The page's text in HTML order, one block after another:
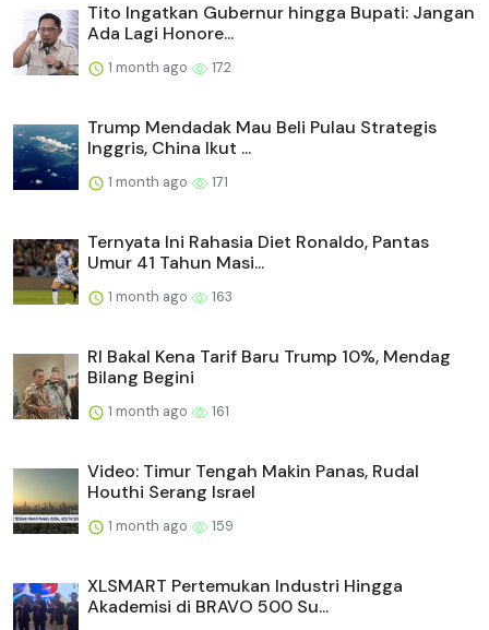
Tito Ingatkan Gubernur hingga Bupati: Jangan
Ada Lagi Honore...
1 month ago 172
Trump Mendadak Mau Beli Pulau Strategis
Inggris, China Ikut ...
1 month ago 171
Ternyata Ini Rahasia Diet Ronaldo, Pantas
Umur 41 Tahun Masi...
1 month ago 163
RI Bakal Kena Tarif Baru Trump 10%, Mendag
Bilang Begini
1 month ago 161
Video: Timur Tengah Makin Panas, Rudal
Houthi Serang Israel
1 month ago 159
XLSMART Pertemukan Industri Hingga
Akademisi di BRAVO 500 Su...